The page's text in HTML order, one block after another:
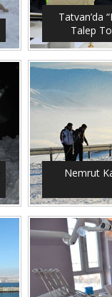
Tatvan’da
Talep
Nemrut